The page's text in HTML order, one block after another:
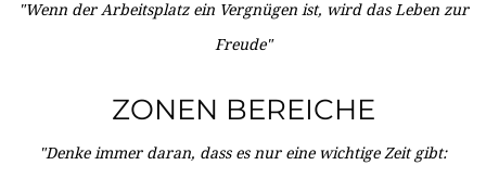
"Wenn der Arbeitsplatz ein Vergnügen ist, wird das Leben zur
Freude"
ZONEN BEREICHE
"Denke immer daran, dass es nur eine wichtige Zeit gibt: